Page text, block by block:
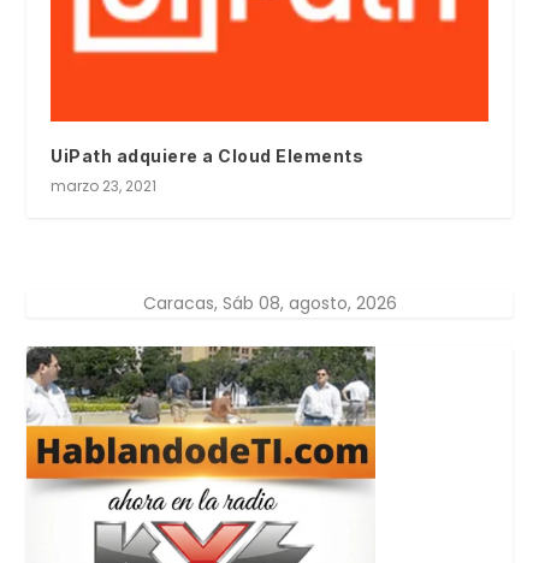
UiPath adquiere a Cloud Elements
marzo 23, 2021
Caracas, Sáb 08, agosto, 2026